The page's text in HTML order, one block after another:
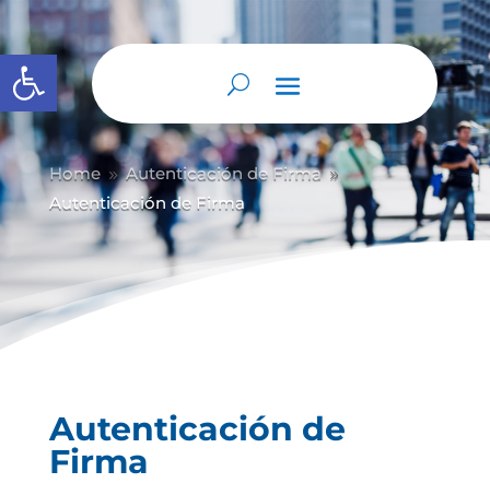
Abrir barra de herramientas
Home 9 Autenticación de Firma 9
Autenticación de Firma
Autenticación de
Firma